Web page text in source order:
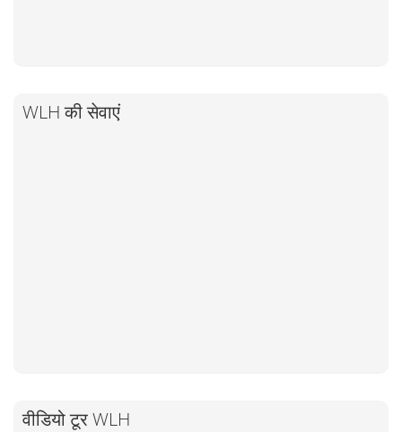
WLH की सेवाएं
वीडियो टूर WLH